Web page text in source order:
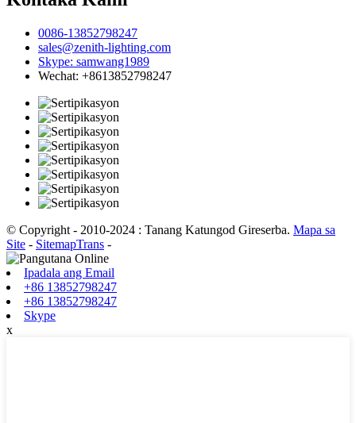
0086-13852798247
sales@zenith-lighting.com
Skype: samwang1989
Wechat: +8613852798247
© Copyright - 2010-2024 : Tanang Katungod Gireserba. Mapa sa
Site - SitemapTrans -
Ipadala ang Email
+86 13852798247
+86 13852798247
Skype
x